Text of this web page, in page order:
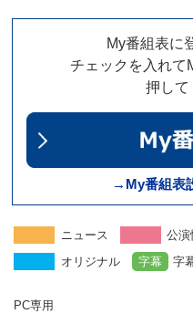
My番組表に
チェックを入れて
押して
→My番組表
ニュース 公演
オリジナル
字幕 字
PC専用